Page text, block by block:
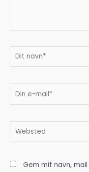
Dit
navn*
Din
Websted
Gem mit navn,